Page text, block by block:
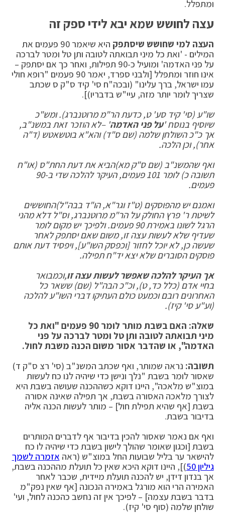
ומתפלל.
עצה לחושש שמא יבא לידי ספק זה
העצה למי שחושש שיסתפק
היא שיאמר 90 פעמים את
המילים - 'ואת כל מיני תבואתה לטובה ותן טל ומטר לברכה
על פני האדמה' ומועיל כ-90 תפילות, ואחר כך אם יסתפק –
אינו חוזר ומתפלל [ולבני ספרד, יאמר 90 פעמים "רופא חולי
עמו ישראל, ברך עלינו" (ובכה"ח סי' קיד ס"ק ס שכתב
שצריך לומר יותר מזה, עיי"ש בדבריו)].
שו"ע (סי' קיד סע' ט, כדעת הר"מ מרוטנברג). ומש"כ
שיוסיף בנוסח'על פני האדמה' –לא הוזכר זאת במשנ"ב,
אך כ"כ השולחן שלמה (שם ס"ד) והא"א בוטשאטש (ד"ה
אחר), וכן הלכה.
ואף שהמשנ"ב (שם ס"ק מא)הביא את דעת החת"ס (או"ח
תשובה כ) לומר 101 פעמים, העיקר להלכה שדי ב-90
פעמים.
ואמנם יש מהפוסקים (ט"ז וגר"א, הו"ד בבה"ל)החוששים
לשיטת ר' פרץ החולק על הר"מ מרוטנברג, וס"ל דלא מהני
הרגל לשונו באמירת 90 פעמים. ולפיכך יש מקום לומר
שעדיף שלא לעשות עצה זו, משום שאם יסתפק לאחר
שעשה כן,לא יוכל לחזור [וכפסק השו"ע], ויפסיד דעת אותם
פוסקים הסוברים שלא יצא יד"ח תפילה.
אך העיקר להלכה שאפשר לעשות עצה זו,וכמבואר
בחיי אדם (כלל כד, ט), וכ"כ הבה"ל (שם) ששאר כל
האחרונים רובם וכמעט כולם העתיקו דברי השו"ע להלכה
(וע"ע סי' קיז).
שאלה: האם בשבת מותר לומר 90 פעמים "ואת כל
מיני תבואתה לטובה ותן טל ומטר לברכה על פני
האדמה", או שהדבר אסור משום הכנה משבת לחול.
תשובה: נראה שמותר, ואף שכתב המשנ"ב (סי' רצ ס"ק ד)
שאסור לומר בשבת "נלך ונישן כדי שיהיה לנו כח לעשות
במוצ"ש מלאכה", היינו דוקא כשההכנה שעושה בשבת היא
לצורך מלאכה האסורה בשבת, אך תפילה שאינה אסורה
בשבת [אף שהיא תפילת חול] – מותר לעשות הכנה אליה
בדיבור בשבת.
ואף אם נאמר שאסור להכין בדיבור אף לדברים המותרים
בשבת [וכגון שאומר שהולך לישון בשבת כדי שיהיה לו כח
להישאר ער בליל שבועות החל במוצ"ש (ראה אזמרה לשמך
גיליון 50
)], היינו דוקא היכא שאין כל תועלת מההכנה בשבת,
אך בנדון דידן, יש להכנה תועלת מיידית, שכבר לאחר
האמירה הרי הוא מורגל באמירה הנכונה [אף שאין נפק"מ
בדבר בשבת עצמה] – לפיכך אין זה נחשב כהכנה לחול, ועי'
שולחן שלמה (סוף סי' קיז).